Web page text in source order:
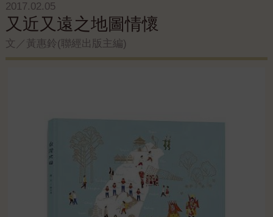
2017.02.05
又近又遠之地圖情懷
文／黃惠鈴(聯經出版主編)